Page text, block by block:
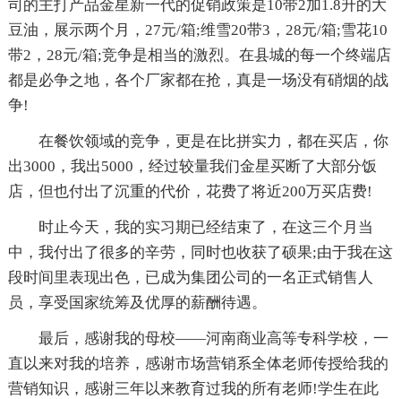
司的主打产品金星新一代的促销政策是10带2加1.8升的大
豆油，展示两个月，27元/箱;维雪20带3，28元/箱;雪花10
带2，28元/箱;竞争是相当的激烈。在县城的每一个终端店
都是必争之地，各个厂家都在抢，真是一场没有硝烟的战
争!
在餐饮领域的竞争，更是在比拼实力，都在买店，你
出3000，我出5000，经过较量我们金星买断了大部分饭
店，但也付出了沉重的代价，花费了将近200万买店费!
时止今天，我的实习期已经结束了，在这三个月当
中，我付出了很多的辛劳，同时也收获了硕果;由于我在这
段时间里表现出色，已成为集团公司的一名正式销售人
员，享受国家统筹及优厚的薪酬待遇。
最后，感谢我的母校——河南商业高等专科学校，一
直以来对我的培养，感谢市场营销系全体老师传授给我的
营销知识，感谢三年以来教育过我的所有老师!学生在此